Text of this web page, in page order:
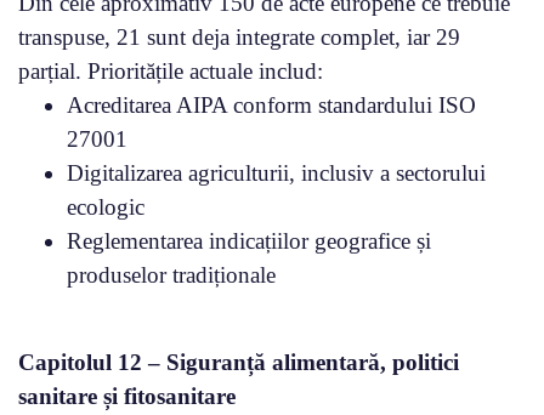
transpuse, 21 sunt deja integrate complet, iar 29
parțial. Prioritățile actuale includ:
Acreditarea AIPA conform standardului ISO
27001
Digitalizarea agriculturii, inclusiv a sectorului
ecologic
Reglementarea indicațiilor geografice și
produselor tradiționale
Capitolul 12 – Siguranță alimentară, politici
sanitare și fitosanitare